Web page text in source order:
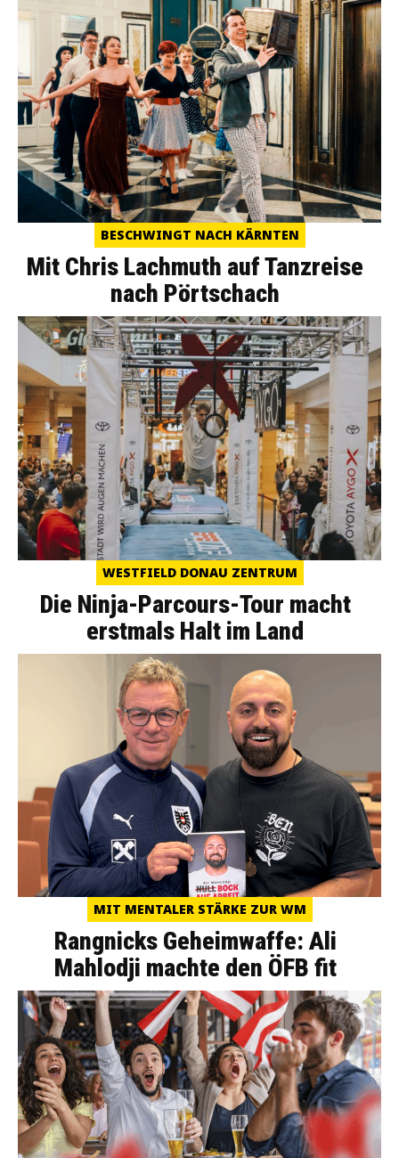
BESCHWINGT NACH KÄRNTEN
Mit Chris Lachmuth auf Tanzreise
nach Pörtschach
WESTFIELD DONAU ZENTRUM
Die Ninja-Parcours-Tour macht
erstmals Halt im Land
MIT MENTALER STÄRKE ZUR WM
Rangnicks Geheimwaffe: Ali
Mahlodji machte den ÖFB fit